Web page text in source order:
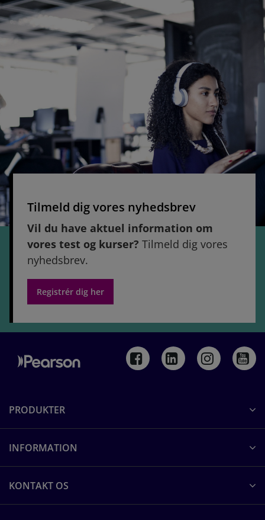
Tilmeld dig vores nyhedsbrev
Vil du have aktuel information om
vores test og kurser? Tilmeld dig vores
nyhedsbrev.
Registrér dig her
PRODUKTER
INFORMATION
KONTAKT OS